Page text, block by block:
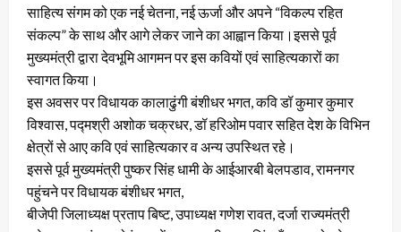
साहित्य संगम को एक नई चेतना, नई ऊर्जा और अपने “विकल्प रहित
संकल्प” के साथ और आगे लेकर जाने का आह्वान किया।इससे पूर्व
मुख्यमंत्री द्वारा देवभूमि आगमन पर इस कवियों एवं साहित्यकारों का
स्वागत किया।
इस अवसर पर विधायक कालाढुंगी बंशीधर भगत, कवि डॉ कुमार कुमार
विश्वास, पद्मश्री अशोक चक्रधर, डॉ हरिओम पवार सहित देश के विभिन
क्षेत्रों से आए कवि एवं साहित्यकार व अन्य उपस्थित रहे।
इससे पूर्व मुख्यमंत्री पुष्कर सिंह धामी के आईआरबी बेलपडाव, रामनगर
पहुंचने पर विधायक बंशीधर भगत,
बीजेपी जिलाध्यक्ष प्रताप बिष्ट, उपाध्यक्ष गणेश रावत, दर्जा राज्यमंत्री